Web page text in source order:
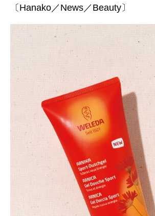
〔Hanako／News／Beauty〕